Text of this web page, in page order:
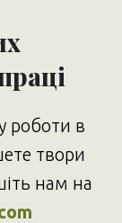
роботи в
твори
нам на